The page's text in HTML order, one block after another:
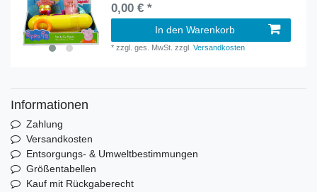
0,00 € *
In den Warenkorb
*zzgl. ges. MwSt. zzgl.Versandkosten
Informationen
Zahlung
Versandkosten
Entsorgungs- & Umweltbestimmungen
Größentabellen
Kauf mit Rückgaberecht